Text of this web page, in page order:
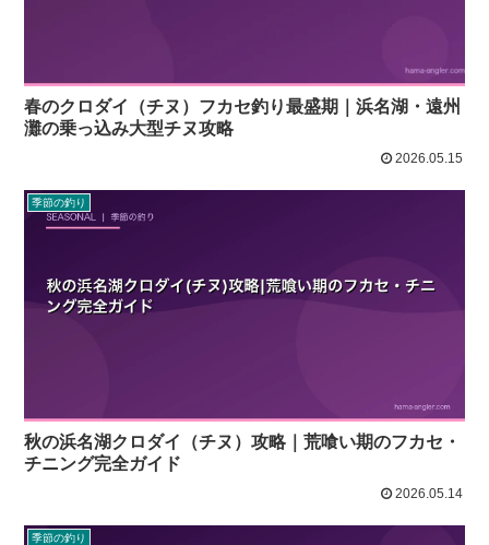
春のクロダイ（チヌ）フカセ釣り最盛期｜浜名湖・遠州
灘の乗っ込み大型チヌ攻略
2026.05.15
季節の釣り
秋の浜名湖クロダイ（チヌ）攻略｜荒喰い期のフカセ・
チニング完全ガイド
2026.05.14
季節の釣り